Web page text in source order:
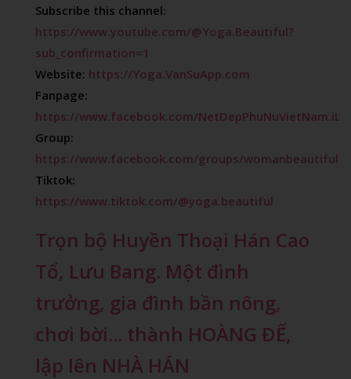
https://www.youtube.com/@Yoga.Beautiful?
sub_confirmation=1
Website: https://Yoga.VanSuApp.com
https://www.facebook.com/
https://www.facebook.com/groups/
https://www.tiktok.com/@yoga.beautiful
Trọn bộ Huyền Thoại Hán Cao
Tổ, Lưu Bang. Một đình
trưởng, gia đình bần nông,
chơi bời... thành HOÀNG ĐẾ,
lập lên NHÀ HÁN